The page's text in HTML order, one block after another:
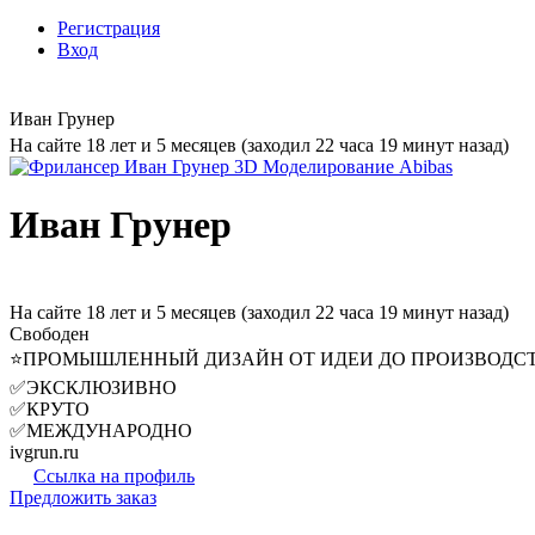
Регистрация
Вход
Иван Грунер
На сайте 18 лет и 5 месяцев (заходил 22 часа 19 минут назад)
Иван Грунер
На сайте 18 лет и 5 месяцев (заходил 22 часа 19 минут назад)
Свободен
⭐ПРОМЫШЛЕННЫЙ ДИЗАЙН ОТ ИДЕИ ДО
✅ЭКСКЛЮЗИВНО
✅КРУТО
✅МЕЖДУНАРОДНО
ivgrun.ru
Ссылка на профиль
Предложить заказ